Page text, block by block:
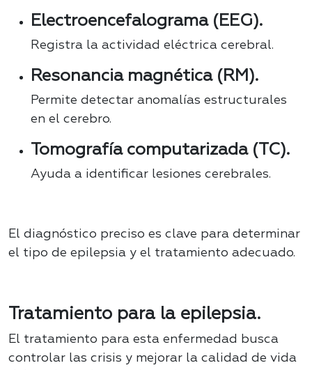
Electroencefalograma (EEG).
Registra la actividad eléctrica cerebral.
Resonancia magnética (RM).
Permite detectar anomalías estructurales
en el cerebro.
Tomografía computarizada (TC).
Ayuda a identificar lesiones cerebrales.
El diagnóstico preciso es clave para determinar
el tipo de epilepsia y el tratamiento adecuado.
Tratamiento para la epilepsia.
El tratamiento para esta enfermedad busca
controlar las crisis y mejorar la calidad de vida